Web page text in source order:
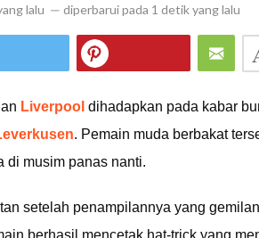
lalu — diperbarui pada 1 detik yang lalu
Liverpool dihadapkan pada kabar
. Pemain muda berbakat
di musim panas nanti.
setelah penampilannya yang
berhasil mencetak hat-trick yang